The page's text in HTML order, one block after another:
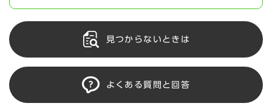
見つからないときは
よくある質問と回答